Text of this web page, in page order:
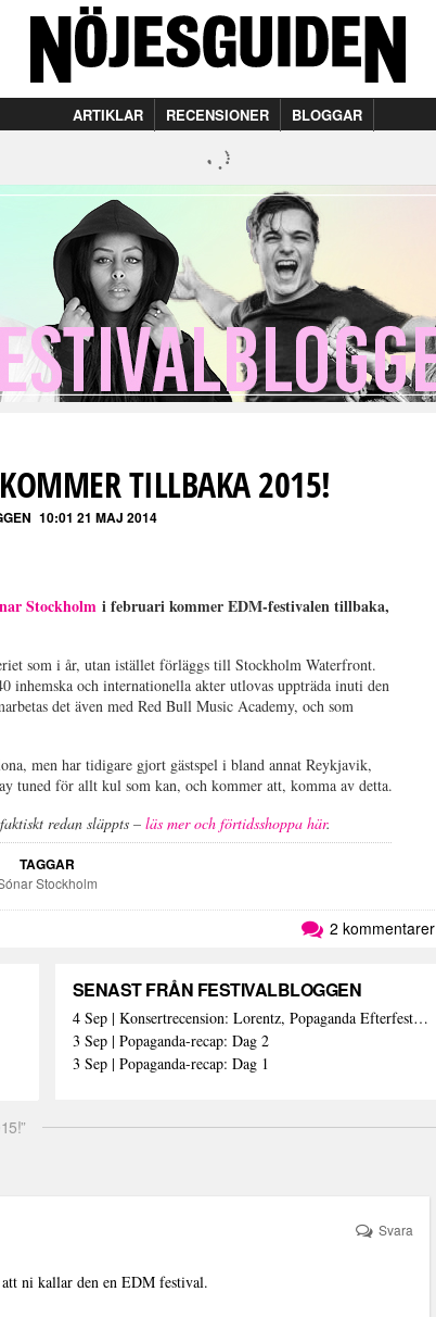
ARTIKLAR RECENSIONER BLOGGAR
TILLBAKA 2015!
10:01 21 MAJ 2014
Stockholm i februari kommer EDM-festivalen tillbaka,
som i år, utan istället förläggs till Stockholm Waterfront.
inhemska och internationella akter utlovas uppträda inuti den
det även med Red Bull Music Academy, och som
men har tidigare gjort gästspel i bland annat Reykjavik,
tuned för allt kul som kan, och kommer att, komma av detta.
redan släppts –läs mer och förtidsshoppa här.
TAGGAR
Stockholm
2 kommentarer
SENAST FRÅN FESTIVALBLOGGEN
4 Sep | Konsertrecension: Lorentz, Popaganda Efterfestivalen
3 Sep | Popaganda-recap: Dag 2
3 Sep | Popaganda-recap: Dag 1
ni kallar den en EDM festival.
Svara